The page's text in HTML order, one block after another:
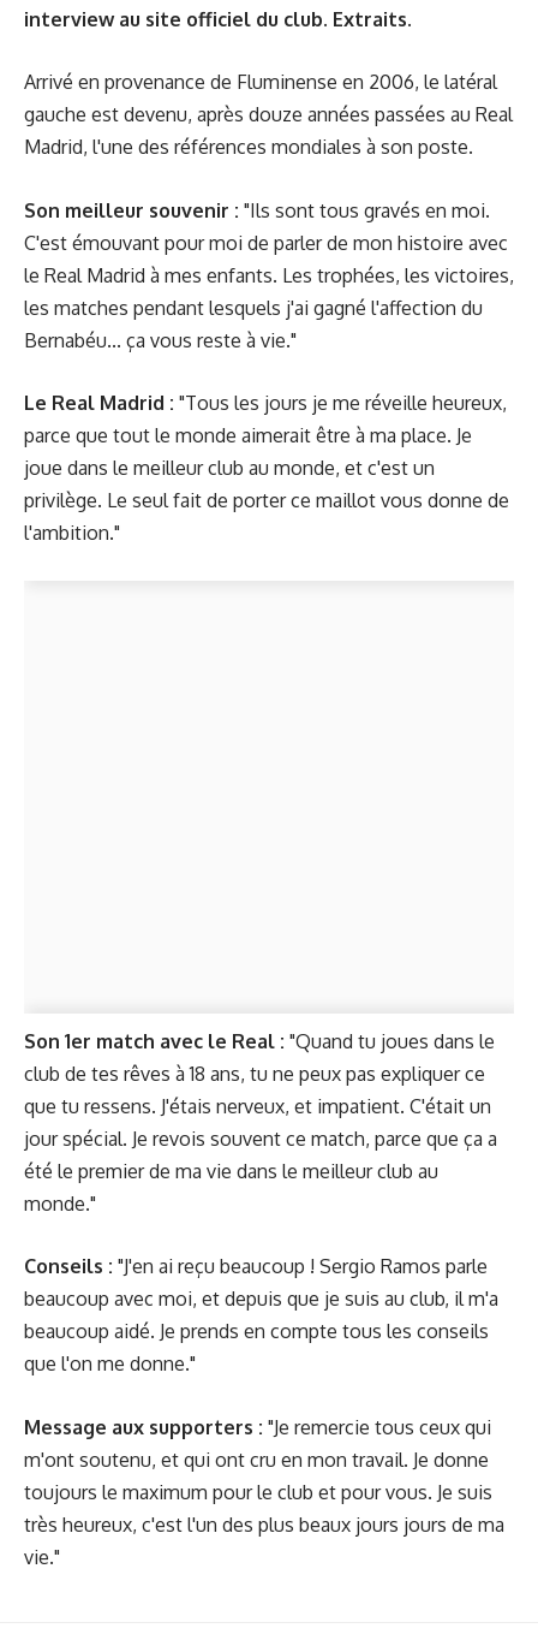
interview au site officiel du club. Extraits.
Arrivé en provenance de Fluminense en 2006, le latéral
gauche est devenu, après douze années passées au Real
Madrid, l'une des références mondiales à son poste.
Son meilleur souvenir : "Ils sont tous gravés en moi.
C'est émouvant pour moi de parler de mon histoire avec
le Real Madrid à mes enfants. Les trophées, les victoires,
les matches pendant lesquels j'ai gagné l'affection du
Bernabéu... ça vous reste à vie."
Le Real Madrid : "Tous les jours je me réveille heureux,
parce que tout le monde aimerait être à ma place. Je
joue dans le meilleur club au monde, et c'est un
privilège. Le seul fait de porter ce maillot vous donne de
l'ambition."
Son 1er match avec le Real : "Quand tu joues dans le
club de tes rêves à 18 ans, tu ne peux pas expliquer ce
que tu ressens. J'étais nerveux, et impatient. C'était un
jour spécial. Je revois souvent ce match, parce que ça a
été le premier de ma vie dans le meilleur club au
monde."
Conseils : "J'en ai reçu beaucoup ! Sergio Ramos parle
beaucoup avec moi, et depuis que je suis au club, il m'a
beaucoup aidé. Je prends en compte tous les conseils
que l'on me donne."
Message aux supporters : "Je remercie tous ceux qui
m'ont soutenu, et qui ont cru en mon travail. Je donne
toujours le maximum pour le club et pour vous. Je suis
très heureux, c'est l'un des plus beaux jours jours de ma
vie."